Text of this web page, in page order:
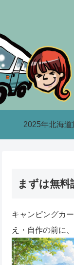
2025年北海道
まずは無料
キャンピングカ
え・自作の前に